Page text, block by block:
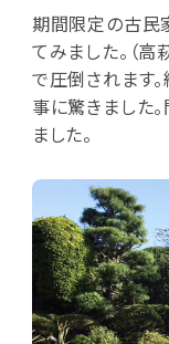
期間限定の古民
てみました。（
で圧倒されます
事に驚きました
ました。